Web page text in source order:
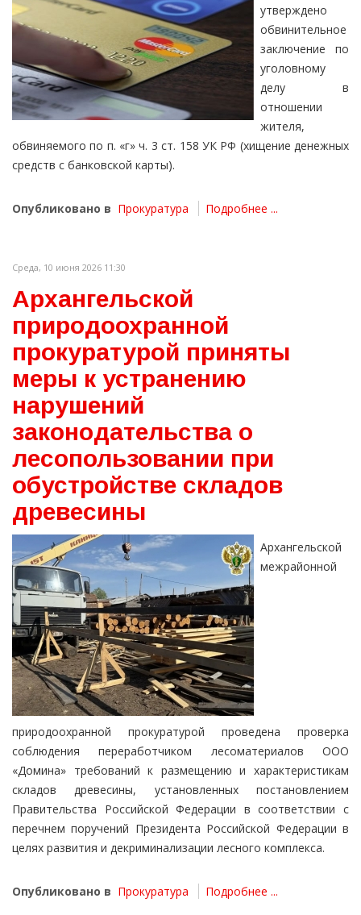
утверждено
обвинительное
заключение по
уголовному
делу в
отношении
жителя,
обвиняемого по п. «г» ч. 3 ст. 158 УК РФ (хищение денежных
средств с банковской карты).
Опубликовано в Прокуратура Подробнее ...
Среда, 10 июня 2026 11:30
Архангельской
природоохранной
прокуратурой приняты
меры к устранению
нарушений
законодательства о
лесопользовании при
обустройстве складов
древесины
Архангельской
межрайонной
природоохранной прокуратурой проведена проверка
соблюдения переработчиком лесоматериалов ООО
«Домина» требований к размещению и характеристикам
складов древесины, установленных постановлением
Правительства Российской Федерации в соответствии с
перечнем поручений Президента Российской Федерации в
целях развития и декриминализации лесного комплекса.
Опубликовано в Прокуратура Подробнее ...